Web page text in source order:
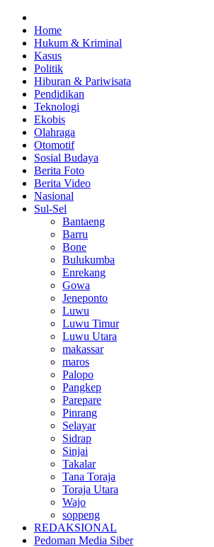
Home
Hukum & Kriminal
Kasus
Politik
Hiburan & Pariwisata
Pendidikan
Teknologi
Ekobis
Olahraga
Otomotif
Sosial Budaya
Berita Foto
Berita Video
Nasional
Sul-Sel
Bantaeng
Barru
Bone
Bulukumba
Enrekang
Gowa
Jeneponto
Luwu
Luwu Timur
Luwu Utara
makassar
maros
Palopo
Pangkep
Parepare
Pinrang
Selayar
Sidrap
Sinjai
Takalar
Tana Toraja
Toraja Utara
Wajo
soppeng
REDAKSIONAL
Pedoman Media Siber